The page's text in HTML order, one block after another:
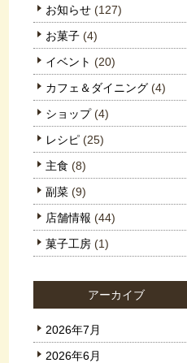
お知らせ (127)
お菓子 (4)
イベント (20)
カフェ＆ダイニング (4)
ショップ(4)
レシピ (25)
主食 (8)
副菜 (9)
店舗情報 (44)
菓子工房 (1)
アーカイブ
2026年7月
2026年6月